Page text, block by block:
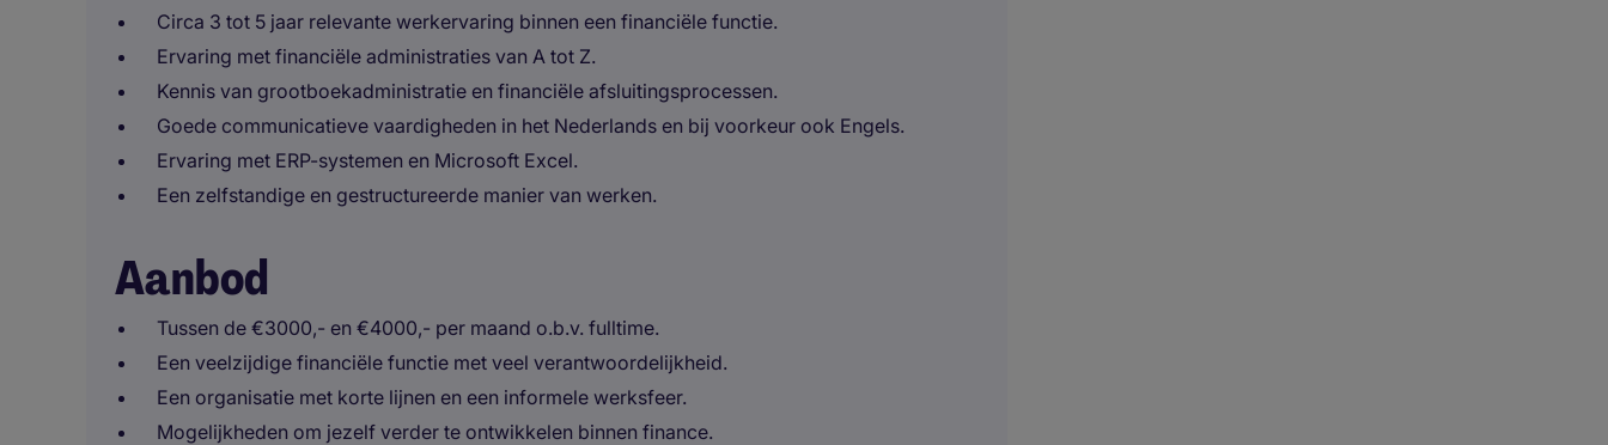
Circa 3 tot 5 jaar relevante werkervaring binnen een financiële functie.
Ervaring met financiële administraties van A tot Z.
Kennis van grootboekadministratie en financiële afsluitingsprocessen.
Goede communicatieve vaardigheden in het Nederlands en bij voorkeur ook Engels.
Ervaring met ERP-systemen en Microsoft Excel.
Een zelfstandige en gestructureerde manier van werken.
Aanbod
Tussen de €3000,- en €4000,- per maand o.b.v. fulltime.
Een veelzijdige financiële functie met veel verantwoordelijkheid.
Een organisatie met korte lijnen en een informele werksfeer.
Mogelijkheden om jezelf verder te ontwikkelen binnen finance.